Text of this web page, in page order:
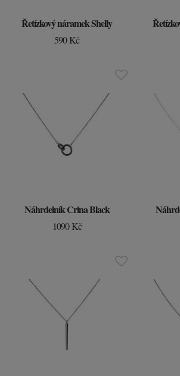
Řetízkový náramek Shelly
590 Kč
Náhrdelník Crina Black
1090 Kč